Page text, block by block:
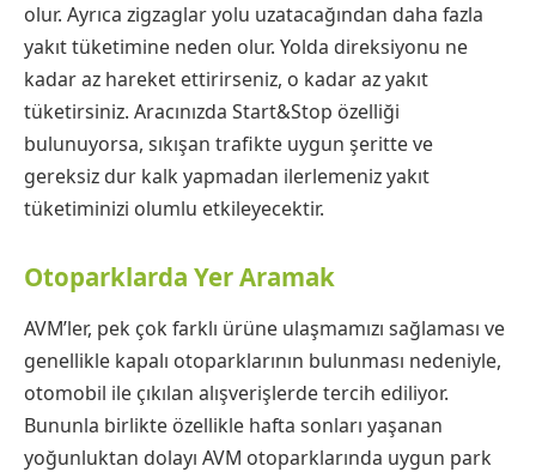
olur. Ayrıca zigzaglar yolu uzatacağından daha fazla
yakıt tüketimine neden olur. Yolda direksiyonu ne
kadar az hareket ettirirseniz, o kadar az yakıt
tüketirsiniz. Aracınızda Start&Stop özelliği
bulunuyorsa, sıkışan trafikte uygun şeritte ve
gereksiz dur kalk yapmadan ilerlemeniz yakıt
tüketiminizi olumlu etkileyecektir.
Otoparklarda Yer Aramak
AVM’ler, pek çok farklı ürüne ulaşmamızı sağlaması ve
genellikle kapalı otoparklarının bulunması nedeniyle,
otomobil ile çıkılan alışverişlerde tercih ediliyor.
Bununla birlikte özellikle hafta sonları yaşanan
yoğunluktan dolayı AVM otoparklarında uygun park